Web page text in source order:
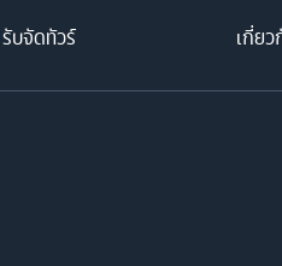
รับจัดทัวร์ เกี่ยว